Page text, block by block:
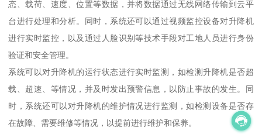
态、载荷、速度、位置等数据，并将数据通过无线网络传输到云平
台进行处理和分析。同时，系统还可以通过视频监控设备对升降机
进行实时监控，以及通过人脸识别等技术手段对工地人员进行身份
验证和安全管理。
系统可以对升降机的运行状态进行实时监测，如检测升降机是否超
载、超速、等情况，并及时发出预警信息，以防止事故的发生。同
时，系统还可以对升降机的维护情况进行监测，如检测设备是否存
在故障、需要维修等情况，以提前进行维护和保养。